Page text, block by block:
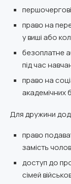
право на
у виші або
безоплатне
під час
право на
академічних
Для дружини
право
замість
доступ до
сімей